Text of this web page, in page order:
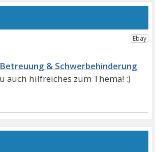
Betreuung & Schwerbehinderung